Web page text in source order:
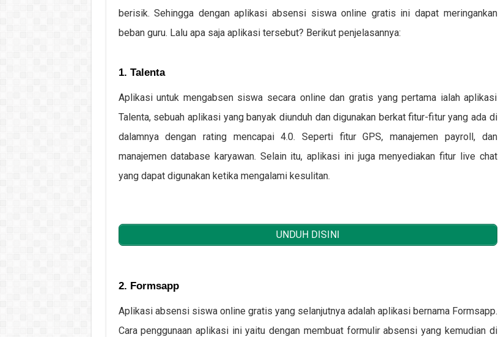
berisik. Sehingga dengan aplikasi absensi siswa online gratis ini dapat meringankan
beban guru. Lalu apa saja aplikasi tersebut? Berikut penjelasannya:
1. Talenta
Aplikasi untuk mengabsen siswa secara online dan gratis yang pertama ialah aplikasi
Talenta, sebuah aplikasi yang banyak diunduh dan digunakan berkat fitur-fitur yang ada di
dalamnya dengan rating mencapai 4.0. Seperti fitur GPS, manajemen payroll, dan
manajemen database karyawan. Selain itu, aplikasi ini juga menyediakan fitur live chat
yang dapat digunakan ketika mengalami kesulitan.
UNDUH DISINI
2. Formsapp
Aplikasi absensi siswa online gratis yang selanjutnya adalah aplikasi bernama Formsapp.
Cara penggunaan aplikasi ini yaitu dengan membuat formulir absensi yang kemudian di